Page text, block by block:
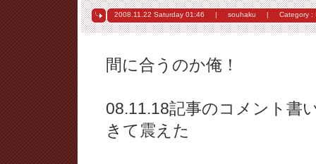
2008.11.22 Saturday 01:46 | souhaku | Category :
間に合うのか俺！
08.11.18記事のコメント書
きて震えた